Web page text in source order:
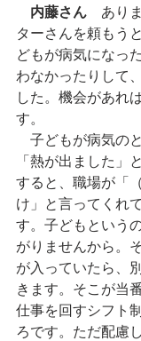
内藤さん あり
ターさんを頼もう
どもが病気になっ
わなかったりして
した。機会があれ
す。
子どもが病気の
「熱が出ました」
すると、職場が「
け」と言ってくれ
す。子どもという
がりませんから。
が入っていたら、
きます。そこが当
仕事を回すシフト
ろです。ただ配慮